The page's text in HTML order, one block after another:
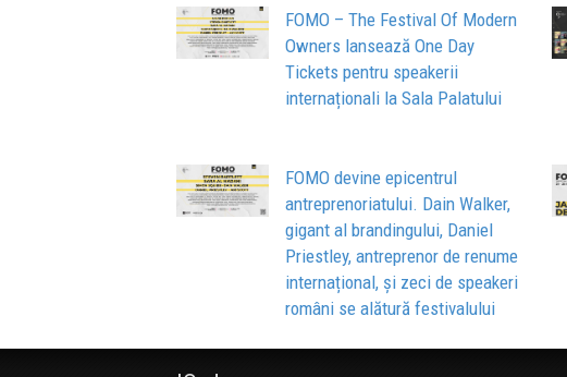
FOMO – The Festival Of Modern
Owners lansează One Day
Tickets pentru speakerii
internaționali la Sala Palatului
FOMO devine epicentrul
antreprenoriatului. Dain Walker,
gigant al brandingului, Daniel
Priestley, antreprenor de renume
internațional, și zeci de speakeri
români se alătură festivalului